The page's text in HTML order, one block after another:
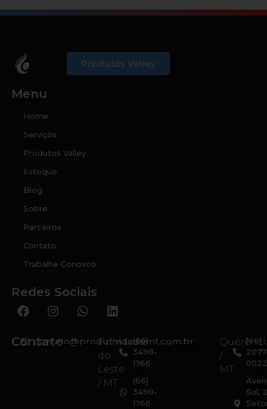
Produtos Valley
Menu
Home
Serviços
Produtos Valley
Estoque
Blog
Sobre
Parceiros
Contato
Trabalhe Conosco
Redes Sociais
Contato
contato@produtividademt.com.br
Primavera
do
Leste
/ MT
(66)
3498-
1766
(66)
3498-
1766
/
MT
(66)
Sul,